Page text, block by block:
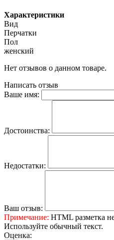
Характеристики
Вид
Перчатки
Пол
женский
Нет отзывов о данном товаре.
Написать отзыв
Ваше имя:
Достоинства:
Недостатки:
Ваш отзыв:
Примечание: HTML разметка
Используйте обычный текст.
Оценка: